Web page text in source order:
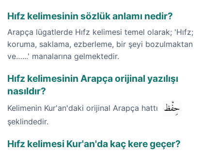
Hıfz kelimesinin sözlük anlamı nedir?
Arapça lügatlerde Hıfz kelimesi temel olarak; 'Hıfz;
koruma, saklama, ezberleme, bir şeyi bozulmaktan
ve…...' manalarına gelmektedir.
Hıfz kelimesinin Arapça orijinal yazılışı
nasıldır?
Kelimenin Kur'an'daki orijinal Arapça hattı حِفْظ
şeklindedir.
Hıfz kelimesi Kur'an'da kaç kere geçer?